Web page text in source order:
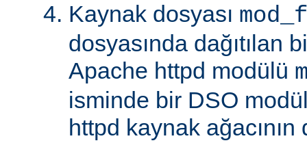
Kaynak dosyası
dosyasında dağıtılan
Apache httpd modülü
isminde bir DSO
httpd kaynak ağacının